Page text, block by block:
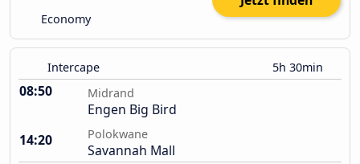
Economy
Intercape 5h 30min
08:50 Midrand
Engen Big Bird
14:20
Polokwane
Savannah Mall